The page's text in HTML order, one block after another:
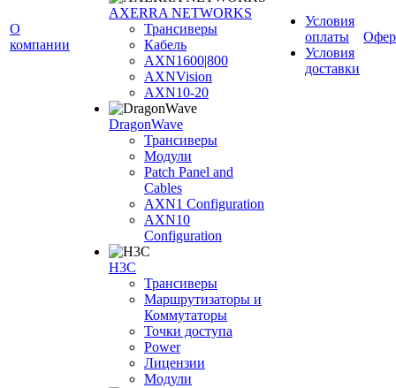
О
компании
AXERRA NETWORKS
Трансиверы
Кабель
AXN1600|800
AXNVision
AXN10-20
DragonWave
Трансиверы
Модули
Patch Panel and
Cables
AXN1 Configuration
AXN10
Configuration
H3С
Трансиверы
Маршрутизаторы и
Коммутаторы
Точки доступа
Power
Лицензии
Модули
Условия
оплаты
Условия
доставки